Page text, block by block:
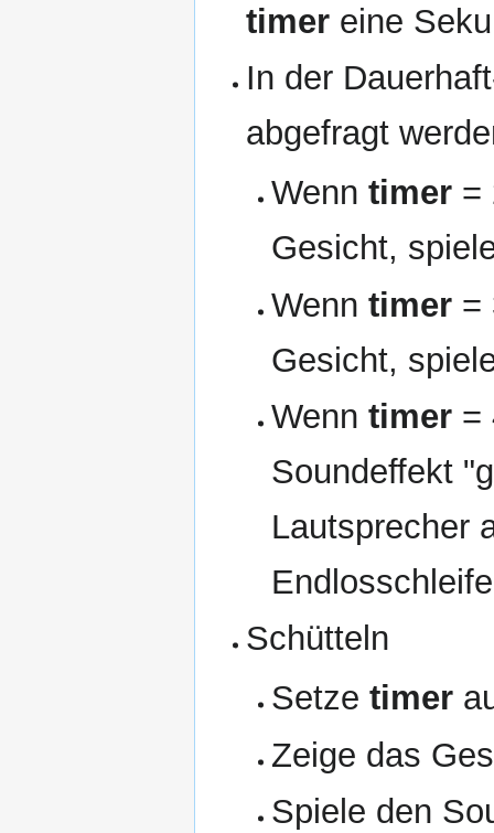
timer eine
In der
abgefragt
Wenn timer=
Gesicht,
Wenn timer=
Gesicht,
Wenn timer=
Soundeffekt
Lautsprecher
Schütteln
Setze timer
Zeige das
Spiele den